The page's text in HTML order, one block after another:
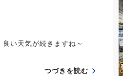
い天気が続きますね～
つづきを読む